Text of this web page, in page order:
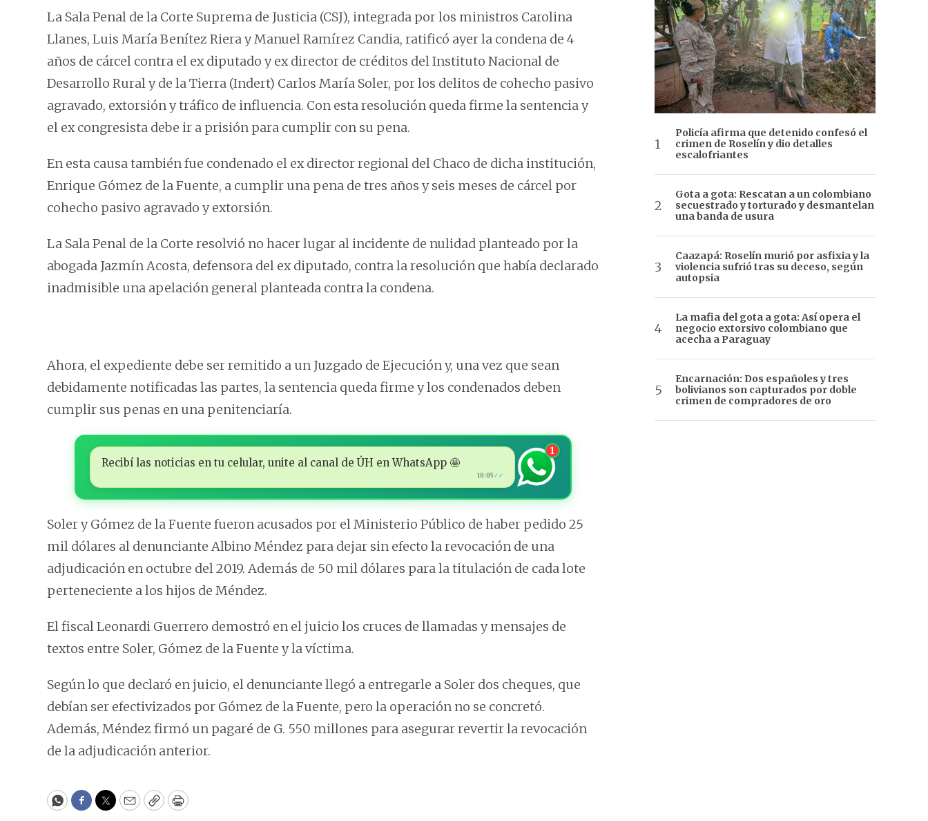
La Sala Penal de la Corte Suprema de Justicia (CSJ), integrada por los ministros Carolina
Llanes, Luis María Benítez Riera y Manuel Ramírez Candia, ratificó ayer la condena de 4
años de cárcel contra el ex diputado y ex director de créditos del Instituto Nacional de
Desarrollo Rural y de la Tierra (Indert) Carlos María Soler, por los delitos de cohecho pasivo
agravado, extorsión y tráfico de influencia. Con esta resolución queda firme la sentencia y
el ex congresista debe ir a prisión para cumplir con su pena.
En esta causa también fue condenado el ex director regional del Chaco de dicha institución,
Enrique Gómez de la Fuente, a cumplir una pena de tres años y seis meses de cárcel por
cohecho pasivo agravado y extorsión.
La Sala Penal de la Corte resolvió no hacer lugar al incidente de nulidad planteado por la
abogada Jazmín Acosta, defensora del ex diputado, contra la resolución que había declarado
inadmisible una apelación general planteada contra la condena.
Ahora, el expediente debe ser remitido a un Juzgado de Ejecución y, una vez que sean
debidamente notificadas las partes, la sentencia queda firme y los condenados deben
cumplir sus penas en una penitenciaría.
Recibí las noticias en tu celular, unite al canal de ÚH en WhatsApp 🤩
10:05 ✓✓
1
Soler y Gómez de la Fuente fueron acusados por el Ministerio Público de haber pedido 25
mil dólares al denunciante Albino Méndez para dejar sin efecto la revocación de una
adjudicación en octubre del 2019. Además de 50 mil dólares para la titulación de cada lote
perteneciente a los hijos de Méndez.
El fiscal Leonardi Guerrero demostró en el juicio los cruces de llamadas y mensajes de
textos entre Soler, Gómez de la Fuente y la víctima.
Según lo que declaró en juicio, el denunciante llegó a entregarle a Soler dos cheques, que
debían ser efectivizados por Gómez de la Fuente, pero la operación no se concretó.
Además, Méndez firmó un pagaré de G. 550 millones para asegurar revertir la revocación
de la adjudicación anterior.
WhatsApp
Facebook
Twitter
EmailCopyPrint
Policía afirma que detenido confesó el
crimen de Roselín y dio detalles
escalofriantes
Gota a gota: Rescatan a un colombiano
secuestrado y torturado y desmantelan
una banda de usura
Caazapá: Roselín murió por asfixia y la
violencia sufrió tras su deceso, según
autopsia
La mafia del gota a gota: Así opera el
negocio extorsivo colombiano que
acecha a Paraguay
Encarnación: Dos españoles y tres
bolivianos son capturados por doble
crimen de compradores de oro